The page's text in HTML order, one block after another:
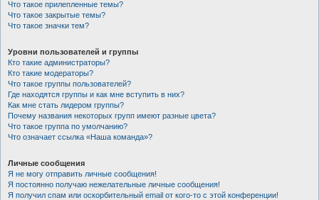
Что такое прилепленные темы?
Что такое закрытые темы?
Что такое значки тем?
Уровни пользователей и группы
Кто такие администраторы?
Кто такие модераторы?
Что такое группы пользователей?
Где находятся группы и как мне вступить в них?
Как мне стать лидером группы?
Почему названия некоторых групп имеют разные цвета?
Что такое группа по умолчанию?
Что означает ссылка «Наша команда»?
Личные сообщения
Я не могу отправить личные сообщения!
Я постоянно получаю нежелательные личные сообщения!
Я получил спам или оскорбительный email от кого-то с этой конференции!